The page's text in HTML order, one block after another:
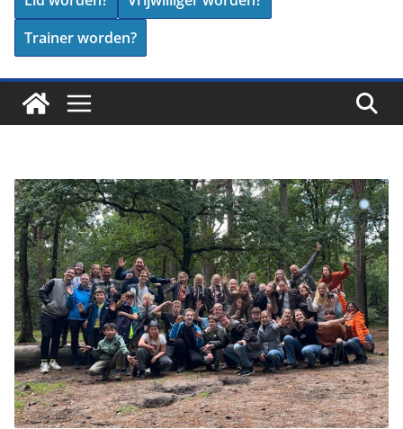
Trainer worden?